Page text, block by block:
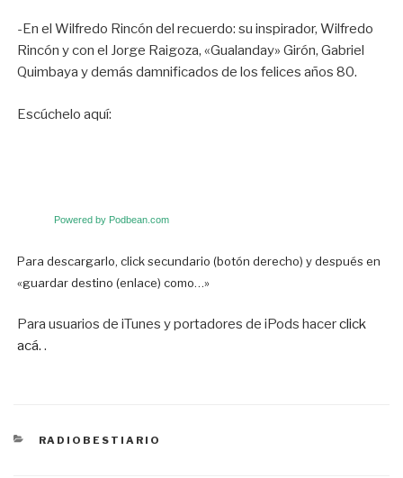
-En el Wilfredo Rincón del recuerdo: su inspirador, Wilfredo
Rincón y con el Jorge Raigoza, «Gualanday» Girón, Gabriel
Quimbaya y demás damnificados de los felices años 80.
Escúchelo aquí:
Powered by Podbean.com
Para descargarlo, click secundario (botón derecho) y después en
«guardar destino (enlace) como…»
Para usuarios de iTunes y portadores de iPods hacerclick
acá..
CATEGORÍAS
RADIOBESTIARIO